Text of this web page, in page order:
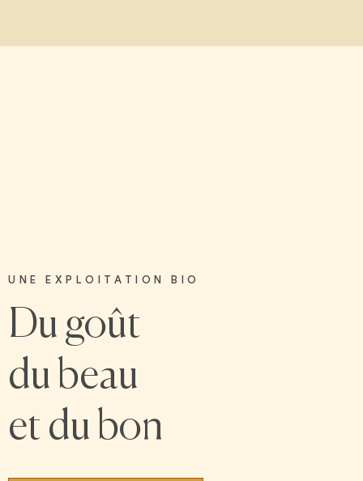
UNE EXPLOITATION BIO
Du goût
du beau
et du bon